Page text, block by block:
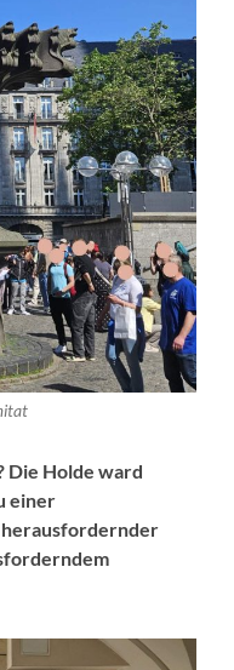
Die Holde ward
einer